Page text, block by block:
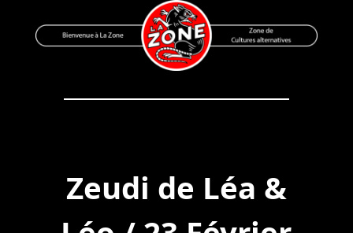
to
Bienvenue à La Zone
Zone de Cultures Alternatives
Zeudi de Léa &